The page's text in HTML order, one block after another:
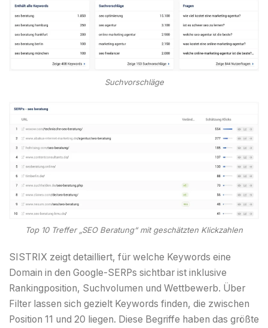
Suchvorschläge
Top 10 Treffer „SEO Beratung“ mit geschätzten Klickzahlen
SISTRIX zeigt detailliert, für welche Keywords eine
Domain in den Google-SERPs sichtbar ist inklusive
Rankingposition, Suchvolumen und Wettbewerb. Über
Filter lassen sich gezielt Keywords finden, die zwischen
Position 11 und 20 liegen. Diese Begriffe haben das größte